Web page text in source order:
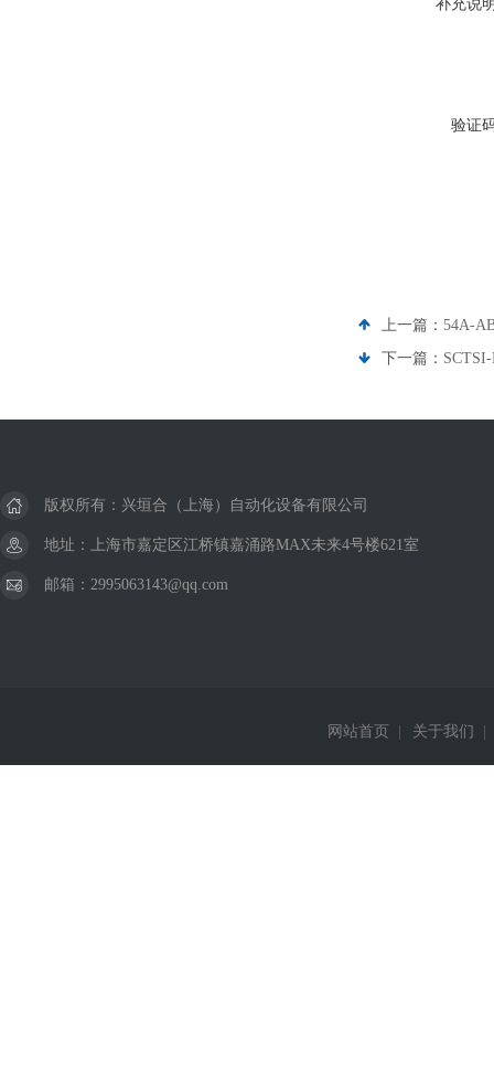
补充说
验证
上一篇： 54A-
下一篇：
版权所有：兴垣合（上海）自动化设备有限公司
地址：上海市嘉定区江桥镇嘉涌路MAX未来4号楼621室
邮箱：2995063143@qq.com
网站首页 关于我们